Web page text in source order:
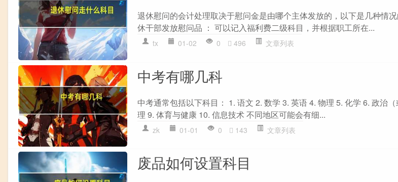
退休慰问的会计处理取决于慰问金是由哪个主体发放的，以下是几种情
休干部发放慰问品 ： 可以记入福利费二级科目，并根据职工所在...
tx 01-02 0 496 文章列表
中考有哪几科
中考通常包括以下科目： 1. 语文 2. 数学 3. 英语 4. 物理 5. 化学 6. 政治
理 9. 体育与健康 10. 信息技术 不同地区可能会有细...
zk 01-01 0 143 文章列表
废品如何设置科目